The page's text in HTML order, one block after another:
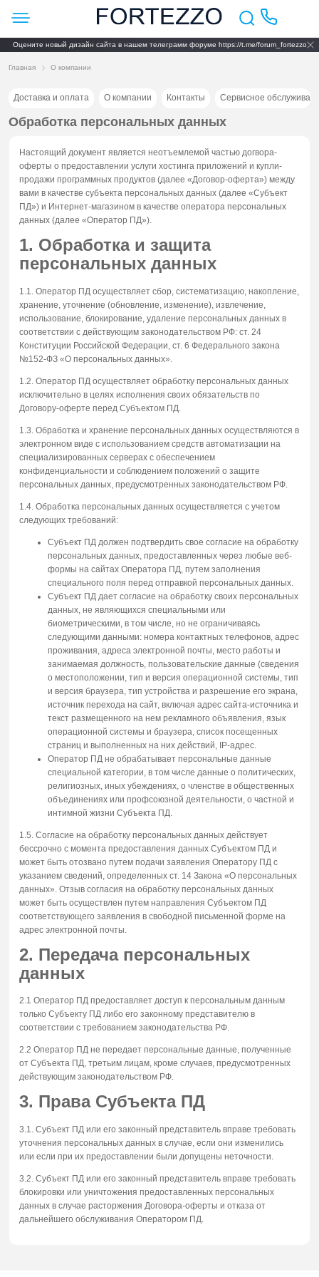
Оцените новый дизайн сайта в нашем телеграмм форуме https://t.me/forum_fortezzo
Главная О компании
Доставка и оплата О компании Контакты Сервисное
Обработка персональных данных
Настоящий документ является неотъемлемой частью догвора-
оферты о предоставлении услуги хостинга приложений и купли-
продажи программных продуктов (далее «Договор-оферта») между
вами в качестве субъекта персональных данных (далее «Субъект
ПД») и Интернет-магазином в качестве оператора персональных
данных (далее «Оператор ПД»).
1. Обработка и защита
персональных данных
1.1. Оператор ПД осуществляет сбор, систематизацию, накопление,
хранение, уточнение (обновление, изменение), извлечение,
использование, блокирование, удаление персональных данных в
соответствии с действующим законодательством РФ: ст. 24
Конституции Российской Федерации, ст. 6 Федерального закона
№152-ФЗ «О персональных данных».
1.2. Оператор ПД осуществляет обработку персональных данных
исключительно в целях исполнения своих обязательств по
Договору-оферте перед Субъектом ПД.
1.3. Обработка и хранение персональных данных осуществляются в
электронном виде с использованием средств автоматизации на
специализированных серверах с обеспечением
конфиденциальности и соблюдением положений о защите
персональных данных, предусмотренных законодательством РФ.
1.4. Обработка персональных данных осуществляется с учетом
следующих требований:
Субъект ПД должен подтвердить свое согласие на обработку
персональных данных, предоставленных через любые веб-
формы на сайтах Оператора ПД, путем заполнения
специального поля перед отправкой персональных данных.
Субъект ПД дает согласие на обработку своих персональных
данных, не являющихся специальными или
биометрическими, в том числе, но не ограничиваясь
следующими данными: номера контактных телефонов, адрес
проживания, адреса электронной почты, место работы и
занимаемая должность, пользовательские данные (сведения
о местоположении, тип и версия операционной системы, тип
и версия браузера, тип устройства и разрешение его экрана,
источник перехода на сайт, включая адрес сайта-источника и
текст размещенного на нем рекламного объявления, язык
операционной системы и браузера, список посещенных
страниц и выполненных на них действий, IP-адрес.
Оператор ПД не обрабатывает персональные данные
специальной категории, в том числе данные о политических,
религиозных, иных убеждениях, о членстве в общественных
объединениях или профсоюзной деятельности, о частной и
интимной жизни Субъекта ПД.
1.5. Согласие на обработку персональных данных действует
бессрочно с момента предоставления данных Субъектом ПД и
может быть отозвано путем подачи заявления Оператору ПД с
указанием сведений, определенных ст. 14 Закона «О персональных
данных». Отзыв согласия на обработку персональных данных
может быть осуществлен путем направления Субъектом ПД
соответствующего заявления в свободной письменной форме на
адрес электронной почты.
2. Передача персональных
данных
2.1 Оператор ПД предоставляет доступ к персональным данным
только Субъекту ПД либо его законному представителю в
соответствии с требованием законодательства РФ.
2.2 Оператор ПД не передает персональные данные, полученные
от Субъекта ПД, третьим лицам, кроме случаев, предусмотренных
действующим законодательством РФ.
3. Права Субъекта ПД
3.1. Субъект ПД или его законный представитель вправе требовать
уточнения персональных данных в случае, если они изменились
или если при их предоставлении были допущены неточности.
3.2. Субъект ПД или его законный представитель вправе требовать
блокировки или уничтожения предоставленных персональных
данных в случае расторжения Договора-оферты и отказа от
дальнейшего обслуживания Оператором ПД.